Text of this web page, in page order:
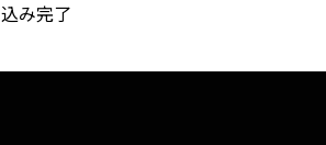
み完了